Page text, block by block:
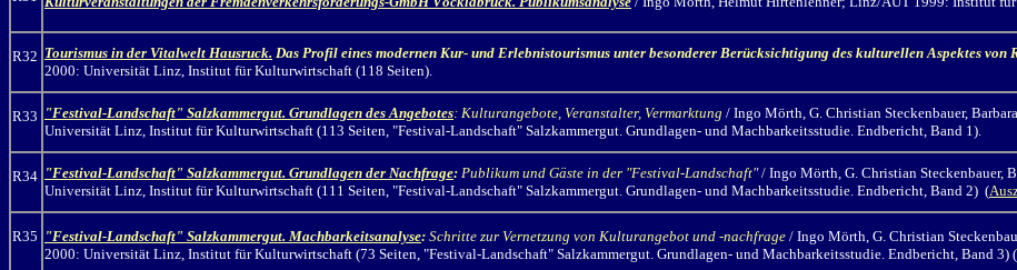
R32 Tourismus in der Vitalwelt Hausruck. Das Profil eines modernen Kur- und Erlebnistourismus unter besonderer Berücksichtigung des kulturellen Aspektes von
2000: Universität Linz, Institut für Kulturwirtschaft (118 Seiten).
R33 "Festival-Landschaft" Salzkammergut. Grundlagen des Angebotes: Kulturangebote, Veranstalter, Vermarktung / Ingo Mörth, G. Christian Steckenbauer,
Universität Linz, Institut für Kulturwirtschaft (113 Seiten, "Festival-Landschaft" Salzkammergut. Grundlagen- und Machbarkeitsstudie. Endbericht, Band 1).
R34 "Festival-Landschaft" Salzkammergut. Grundlagen der Nachfrage: Publikum und Gäste in der "Festival-Landschaft" / Ingo Mörth, G. Christian Steckenbauer,
Universität Linz, Institut für Kulturwirtschaft (111 Seiten, "Festival-Landschaft" Salzkammergut. Grundlagen- und Machbarkeitsstudie. Endbericht, Band 2) (
R35 "Festival-Landschaft" Salzkammergut. Machbarkeitsanalyse: Schritte zur Vernetzung von Kulturangebot und -nachfrage / Ingo Mörth, G. Christian
2000: Universität Linz, Institut für Kulturwirtschaft (73 Seiten, "Festival-Landschaft" Salzkammergut. Grundlagen- und Machbarkeitsstudie. Endbericht, Band 3) (